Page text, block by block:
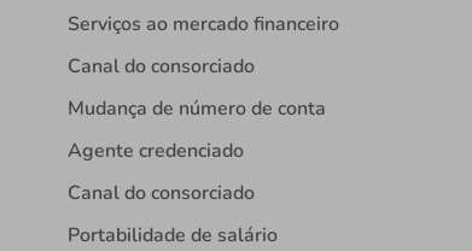
Serviços ao mercado financeiro
Canal do consorciado
Mudança de número de conta
Agente credenciado
Canal do consorciado
Portabilidade de salário